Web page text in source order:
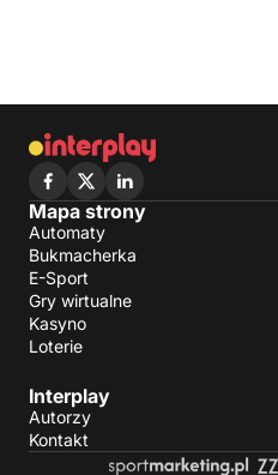
Mapa strony
Automaty
Bukmacherka
E-Sport
Gry wirtualne
Kasyno
Loterie
Interplay
Autorzy
Kontakt